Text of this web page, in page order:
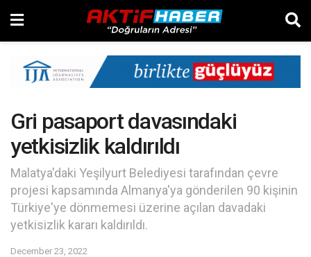
Gri pasaport davasındaki
yetkisizlik kaldırıldı
Malatya'daki Yeşilyurt Belediyesi tarafından çevre
projesi kapsamında Almanya'ya gönderilen 90 kişinin
Türkiye'ye dönmemesi üzerine açılan davadaki
yetkisizlik kararı kaldırıldı.
December 23, 2022